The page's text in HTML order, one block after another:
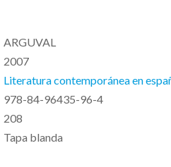
ARGUVAL
2007
Literatura contemporánea en
978-84-96435-96-4
208
Tapa blanda